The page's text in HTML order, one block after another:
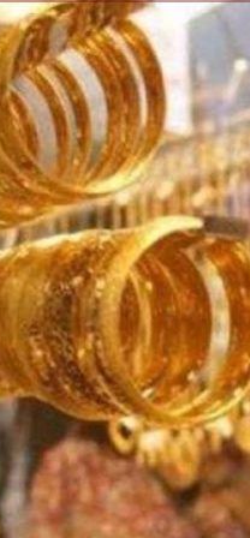
رسالتى لآخر الزمان «محطة الضبعة
النووية»... من الحلم إلى التنفيذ